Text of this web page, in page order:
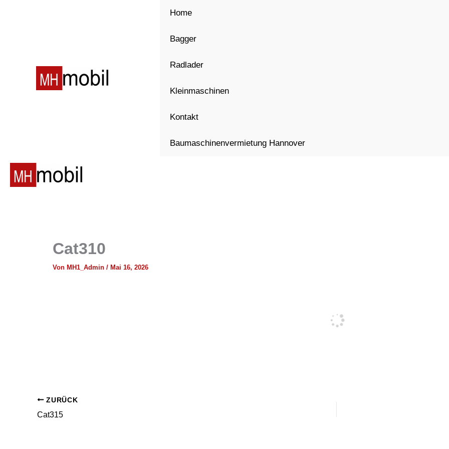
Home
Bagger
Radlader
Kleinmaschinen
Kontakt
Baumaschinenvermietung Hannover
Cat310
Von MH1_Admin / Mai 16, 2026
ZURÜCK
Cat315